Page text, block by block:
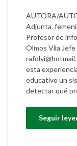
AUTORA/
Adjunta.
Profesor de
Olmos Vila
esta
educativo un
detectar qué
Seguir